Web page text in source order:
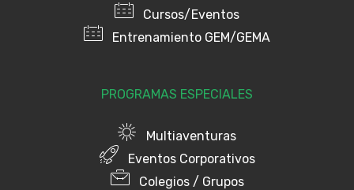
Cursos/Eventos
Entrenamiento GEM/GEMA
PROGRAMAS ESPECIALES
Multiaventuras
Eventos Corporativos
Colegios / Grupos